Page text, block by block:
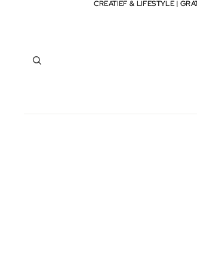
CREATIEF & LIFESTYLE |
CREATIEF & LIFESTYLE |